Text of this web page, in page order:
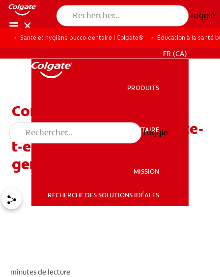
Toggle
SANTÉ BUCCO-DENTAIRE
FR (CA)
PRODUITS
SANTÉ BUCCO-DENTAIRE
MISSION
RECHERCHE DES SOLUTIONS IDÉALES
Toggle
Santé et hygiène bucco-dentaire | Colgate® Éducation à la santé
Comment la thérapie
parodontale au laser traite-
t-elle les maladies des
gencives?
minutes de lecture